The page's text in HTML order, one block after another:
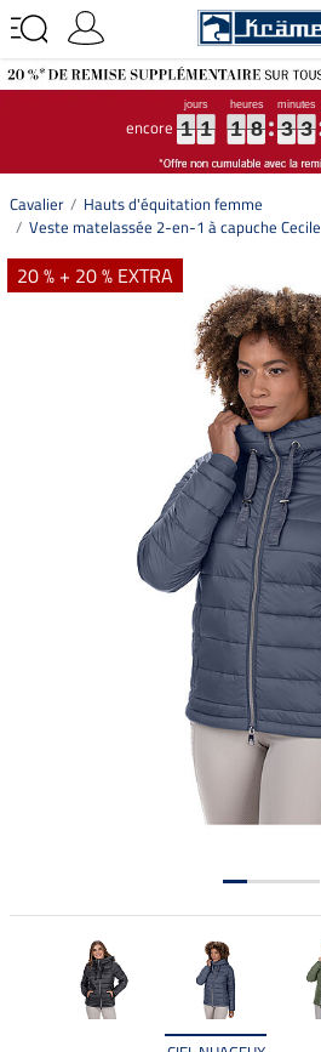
encore 1
1
1
1 1
1
1
1 1
1
1
1 8
8
8
8 3
3
3
3 3
3
3
3
Cavalier
Hauts d'équitation femme
Veste matelassée 2-en-1 à capuche Cecile
20 % + 20 % EXTRA